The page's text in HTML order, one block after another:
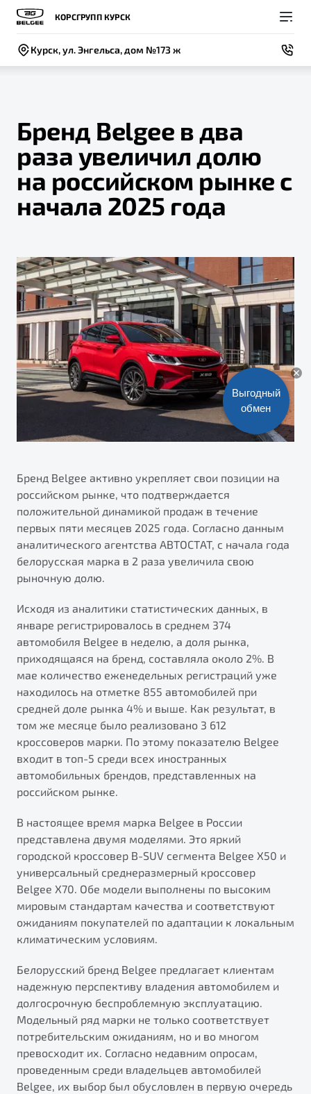
КОРСГРУПП КУРСК
Курск, ул. Энгельса, дом №173 ж
Модели
Новый
X50+
Яркий кроссовер
от 2 219 990 ₽*
Элегантный и практичный седан
от 1 699 990 ₽*
Обзор В наличии
X70
Универсальный кроссовер
от 2 499 990 ₽*
Обзор В наличии
Покупателям
ВЫБОР И ПОКУПКА
Автомобили в наличии
Записаться на тест-драйв
ФИНАНСЫ И УСЛУГИ
Автокредит
Трейд-ин
Страхование
Расчет КАСКО
Узнайте о специальных выгодах при покупке
автомобиля Belgee
Подробно
Автомобили в наличии
Тест-драйв
Автокредит
Спецпредложения
Владельцам
СЕРВИС
Записаться на сервис
Техническое обслуживание
Калькулятор ТО
ПОДДЕРЖКА
Гарантия Belgee
Belgee Линк
Belgee Клуб
Клиентская поддержка
Помощь на дорогах
Будьте еще более уверены на дорогах с программой
"Помощь на дорогах"
Преимущества программы
Запись на сервис
Калькулятор ТО
Клиентская поддержка
О компании
СОБЫТИЯ
Новости
BELGEE В РОССИИ
О бренде
О дилерском центре
Правовая информация
Бренд Belgee в два
раза увеличил долю
на российском рынке с
начала 2025 года
Бренд Belgee активно укрепляет свои позиции на
российском рынке, что подтверждается
положительной динамикой продаж в течение
первых пяти месяцев 2025 года. Согласно данным
аналитического агентства АВТОСТАТ, с начала года
белорусская марка в 2 раза увеличила свою
рыночную долю.
Исходя из аналитики статистических данных, в
январе регистрировалось в среднем 374
автомобиля Belgee в неделю, а доля рынка,
приходящаяся на бренд, составляла около 2%. В
мае количество еженедельных регистраций уже
находилось на отметке 855 автомобилей при
средней доле рынка 4% и выше. Как результат, в
том же месяце было реализовано 3 612
кроссоверов марки. По этому показателю Belgee
входит в топ-5 среди всех иностранных
автомобильных брендов, представленных на
российском рынке.
В настоящее время марка Belgee в России
представлена двумя моделями. Это яркий
городской кроссовер B-SUV сегмента Belgee X50 и
универсальный среднеразмерный кроссовер
Belgee X70. Обе модели выполнены по высоким
мировым стандартам качества и соответствуют
ожиданиям покупателей по адаптации к локальным
климатическим условиям.
Белорусский бренд Belgee предлагает клиентам
надежную перспективу владения автомобилем и
долгосрочную беспроблемную эксплуатацию.
Модельный ряд марки не только соответствует
потребительским ожиданиям, но и во многом
превосходит их. Согласно недавним опросам,
проведенным среди владельцев автомобилей
Belgee, их выбор был обусловлен в первую очередь
Выгодный
обмен